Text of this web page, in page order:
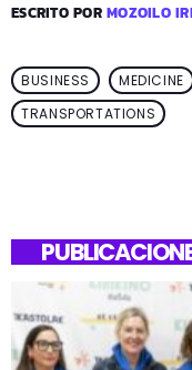
ESCRITO PORMOZOILO
BUSINESS MEDICINE
TRANSPORTATIONS